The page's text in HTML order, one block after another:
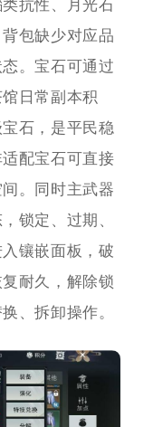
抗性、月光石
包缺少对应品
。宝石可通过
日常副本积
石，是平民稳
配宝石可直接
。同时主武器
锁定、过期、
镶嵌面板，破
耐久，解除锁
、拆卸操作。